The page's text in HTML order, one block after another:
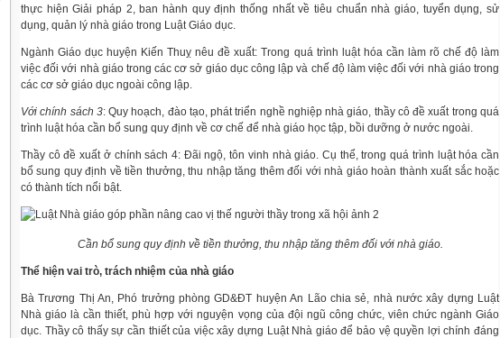
thực hiện Giải pháp 2, ban hành quy định thống nhất về tiêu chuẩn nhà giáo, tuyển dụng, sử
dụng, quản lý nhà giáo trong Luật Giáo dục.
Ngành Giáo dục huyện Kiến Thuỵ nêu đề xuất: Trong quá trình luật hóa cần làm rõ chế độ làm
việc đối với nhà giáo trong các cơ sở giáo dục công lập và chế độ làm việc đối với nhà giáo trong
các cơ sở giáo dục ngoài công lập.
Với chính sách 3: Quy hoạch, đào tạo, phát triển nghề nghiệp nhà giáo, thầy cô đề xuất trong quá
trình luật hóa cần bổ sung quy định về cơ chế để nhà giáo học tập, bồi dưỡng ở nước ngoài.
Thầy cô đề xuất ở chính sách 4: Đãi ngộ, tôn vinh nhà giáo. Cụ thể, trong quá trình luật hóa cần
bổ sung quy định về tiền thưởng, thu nhập tăng thêm đối với nhà giáo hoàn thành xuất sắc hoặc
có thành tích nổi bật.
Cần bổ sung quy định về tiền thưởng, thu nhập tăng thêm đối với nhà giáo.
Thể hiện vai trò, trách nhiệm của nhà giáo
Bà Trương Thị An, Phó trưởng phòng GD&ĐT huyện An Lão chia sẻ, nhà nước xây dựng Luật
Nhà giáo là cần thiết, phù hợp với nguyện vọng của đội ngũ công chức, viên chức ngành Giáo
dục. Thầy cô thấy sự cần thiết của việc xây dựng Luật Nhà giáo để bảo vệ quyền lợi chính đáng